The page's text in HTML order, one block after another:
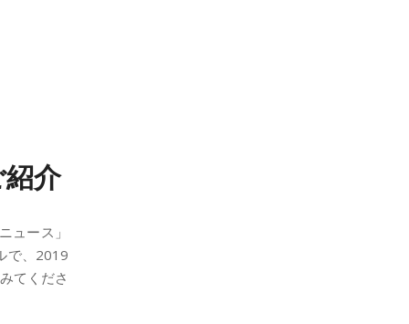
介
ュース」
で、2019
てくださ